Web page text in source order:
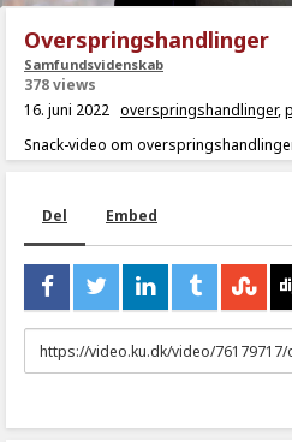
Overspringshandlinger
Samfundsvidenskab
378 views
16. juni 2022 overspringshandlinger,
Snack-video om
Del Embed
URL
to